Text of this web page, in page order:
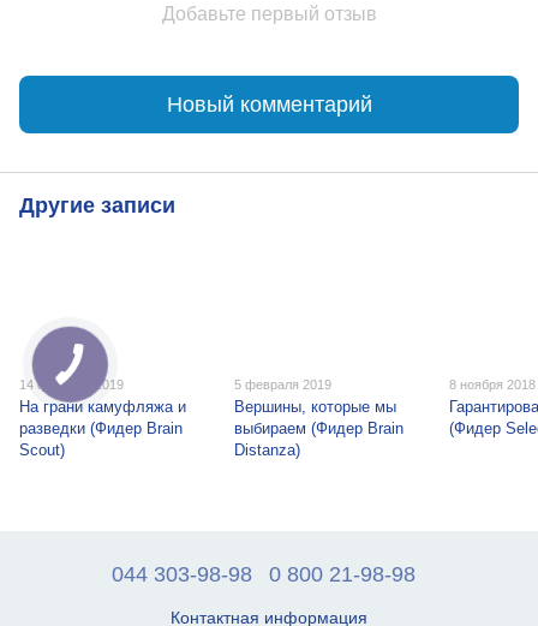
Добавьте первый отзыв
Новый комментарий
Другие записи
14 февраля 2019
На грани камуфляжа и
разведки (Фидер Brain
Scout)
5 февраля 2019
Вершины, которые мы
выбираем (Фидер Brain
Distanza)
8 ноября 2018
(Фидер
044 303-98-98 0 800 21-98-98
Контактная информация